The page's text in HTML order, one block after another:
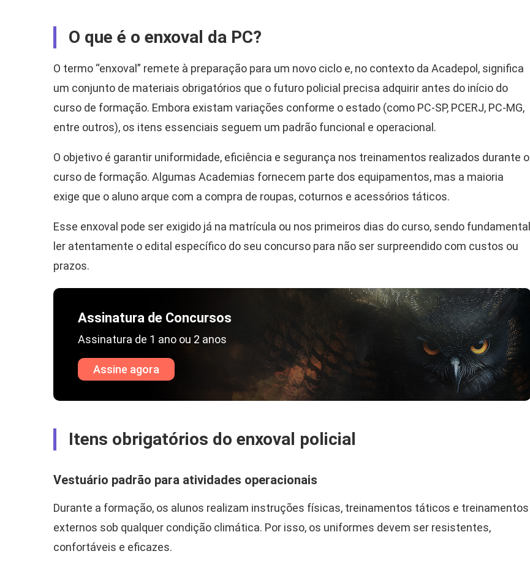
O que é o enxoval da PC?
O termo “enxoval” remete à preparação para um novo ciclo e, no contexto da Acadepol, significa
um conjunto de materiais obrigatórios que o futuro policial precisa adquirir antes do início do
curso de formação. Embora existam variações conforme o estado (como PC-SP, PCERJ, PC-MG,
entre outros), os itens essenciais seguem um padrão funcional e operacional.
O objetivo é garantir uniformidade, eficiência e segurança nos treinamentos realizados durante o
curso de formação. Algumas Academias fornecem parte dos equipamentos, mas a maioria
exige que o aluno arque com a compra de roupas, coturnos e acessórios táticos.
Esse enxoval pode ser exigido já na matrícula ou nos primeiros dias do curso, sendo fundamental
ler atentamente o edital específico do seu concurso para não ser surpreendido com custos ou
prazos.
Assinatura de Concursos
Assinatura de 1 ano ou 2 anos
Assine agora
Itens obrigatórios do enxoval policial
Vestuário padrão para atividades operacionais
Durante a formação, os alunos realizam instruções físicas, treinamentos táticos e treinamentos
externos sob qualquer condição climática. Por isso, os uniformes devem ser resistentes,
confortáveis e eficazes.